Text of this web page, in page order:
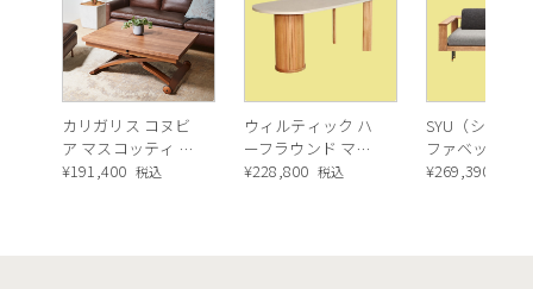
カリガリス コヌビ
ア マスコッティ 伸
長・昇降式テーブ
¥191,400 税込
ウィルティック ハ
ーフラウンド マテ
ィエラ塗装 ダイニ
¥228,800 税込
SYU（シュウ
ファベッド（
ュラル）
¥269,390